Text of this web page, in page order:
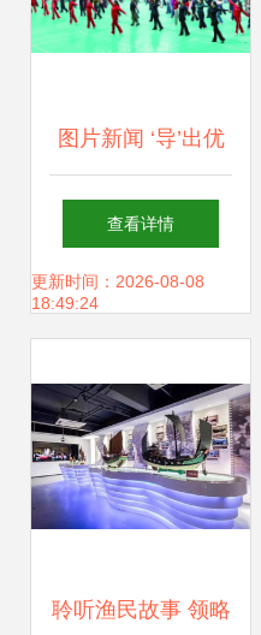
图片新闻 ‘导’出优
雅，舞出快乐——
探索文化场馆管理
查看详情
更新时间：2026-08-08
18:49:24
聆听渔民故事 领略